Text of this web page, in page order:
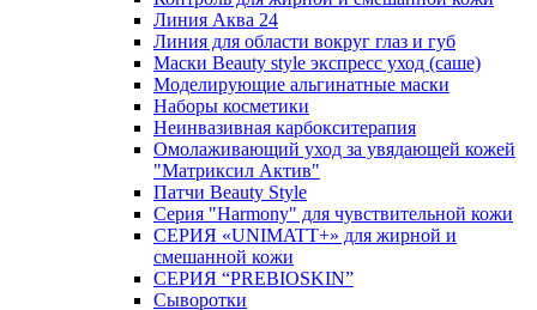
Линия Аква 24
Линия для области вокруг глаз и губ
Маски Beauty style экспресс уход (саше)
Моделирующие альгинатные маски
Наборы косметики
Неинвазивная карбокситерапия
Омолаживающий уход за увядающей кожей
"Матриксил Актив"
Патчи Beauty Style
Серия "Harmony" для чувствительной кожи
СЕРИЯ «UNIMATT+» для жирной и
смешанной кожи
СЕРИЯ “PREBIOSKIN”
Сыворотки